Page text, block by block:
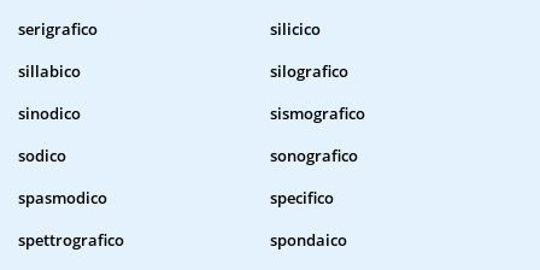
serigrafico
silicico
sillabico
silografico
sinodico
sismografico
sodico
sonografico
spasmodico
specifico
spettrografico
spondaico